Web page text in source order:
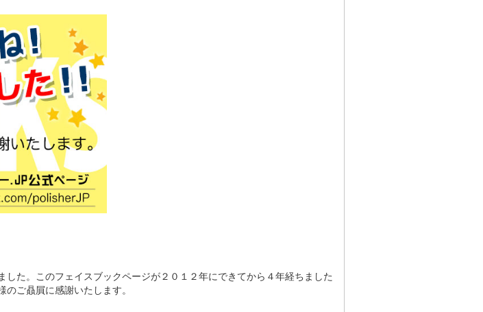
した。このフェイスブックページが２０１２年にできてから４年経ちました
ご贔屓に感謝いたします。